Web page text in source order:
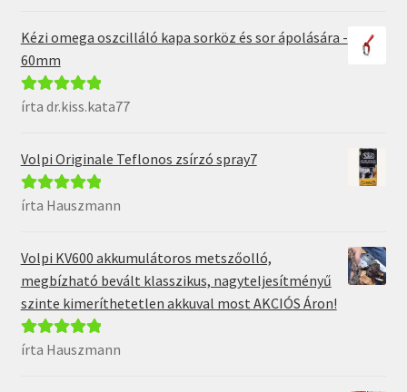
Kézi omega oszcilláló kapa sorköz és sor ápolására -
60mm
Értékelés:5 /
írta dr.kiss.kata77
Volpi Originale Teflonos zsírzó spray7
Értékelés:5/
írta Hauszmann
Volpi KV600 akkumulátoros metszőolló,
megbízható bevált klasszikus, nagyteljesítményű
szinte kimeríthetetlen akkuval most AKCIÓS Áron!
Értékelés:5/
írta Hauszmann